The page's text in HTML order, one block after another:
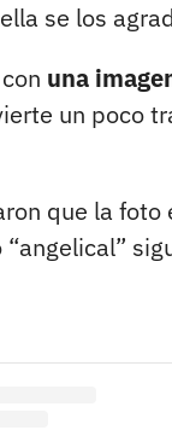
se los
una
un poco
que la foto